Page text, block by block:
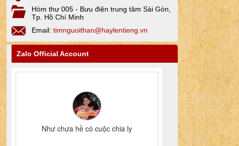
Hòm thư 005 - Bưu điện trung tâm Sài Gòn,
Tp. Hồ Chí Minh
Email: timnguoithan@haylentieng.vn
Zalo Official Account